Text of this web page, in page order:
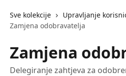
Sve kolekcije
Upravljanje
Zamjena odobravatelja
Zamjena
Delegiranje zahtjeva za